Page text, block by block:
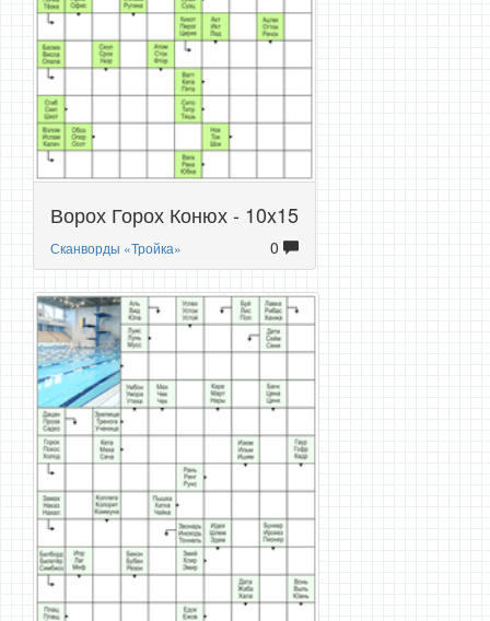
Ворох Горох Конюх - 10x15
Сканворды «Тройка» 0